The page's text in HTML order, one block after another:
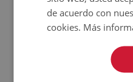
El productofácil de limpiar
Tenga en cuenta que los
debido al paso del tiempo
de acuerdo con
cookies. Más